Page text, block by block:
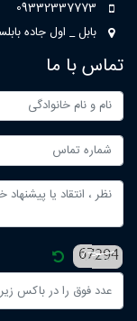
09332337773
بابل _ اول جاده
تماس با ما